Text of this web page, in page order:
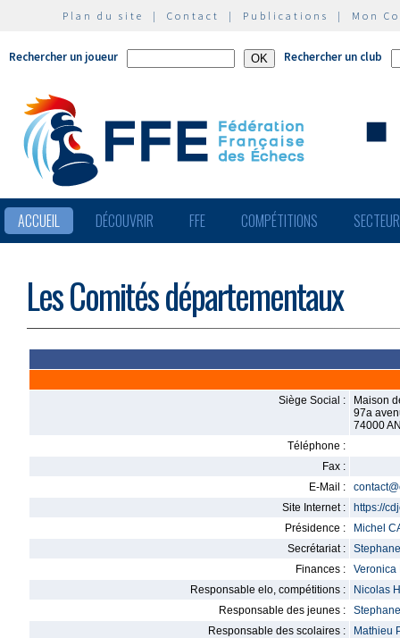
Plan du site | Contact | Publications | Mon
Rechercher un joueur Rechercher un club
ACCUEIL DÉCOUVRIR FFE COMPÉTITIONS
Les Comités départementaux
Siège Social :
Maison
97a
74000
Téléphone :
Fax :
E-Mail :
Site Internet :
https://
Présidence :
Michel
Secrétariat :
Finances :
Veronica
Responsable elo, compétitions :
Nicolas
Responsable des jeunes :
Responsable des scolaires :
Mathieu